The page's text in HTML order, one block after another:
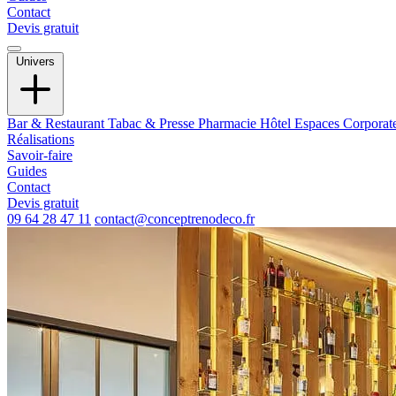
Contact
Devis gratuit
Univers
Bar & Restaurant Tabac & Presse Pharmacie Hôtel Espaces
Réalisations
Savoir-faire
Guides
Contact
Devis gratuit
09 64 28 47 11 contact@conceptrenodeco.fr